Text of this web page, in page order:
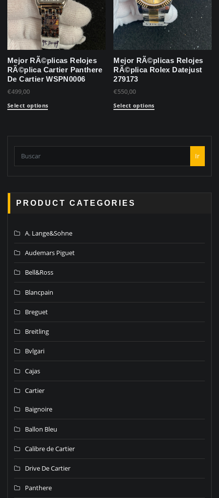
Mejor RÃ©plicas Relojes
RÃ©plica Cartier Panthere
De Cartier WSPN0006
€499,00
Select options
Mejor RÃ©plicas Relojes
RÃ©plica Rolex Datejust
279173
€550,00
Select options
Ir
PRODUCT CATEGORIES
A. Lange&Sohne
Audemars Piguet
Bell&Ross
Blancpain
Breguet
Breitling
Bvlgari
Cajas
Cartier
Baignoire
Ballon Bleu
Calibre de Cartier
Drive De Cartier
Panthere